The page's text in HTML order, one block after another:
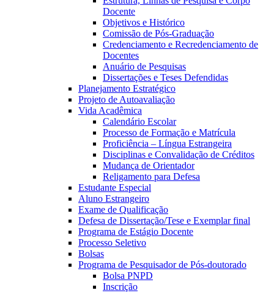
Docente
Objetivos e Histórico
Comissão de Pós-Graduação
Credenciamento e Recredenciamento de
Docentes
Anuário de Pesquisas
Dissertações e Teses Defendidas
Planejamento Estratégico
Projeto de Autoavaliação
Vida Acadêmica
Calendário Escolar
Processo de Formação e Matrícula
Proficiência – Língua Estrangeira
Disciplinas e Convalidação de Créditos
Mudança de Orientador
Religamento para Defesa
Estudante Especial
Aluno Estrangeiro
Exame de Qualificação
Defesa de Dissertação/Tese e Exemplar final
Programa de Estágio Docente
Processo Seletivo
Bolsas
Programa de Pesquisador de Pós-doutorado
Bolsa PNPD
Inscrição